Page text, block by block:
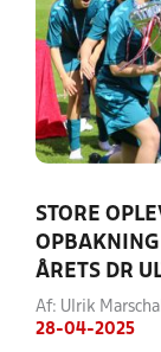
STORE
ÅRETS DR
Af: Ulrik
28-04-2025